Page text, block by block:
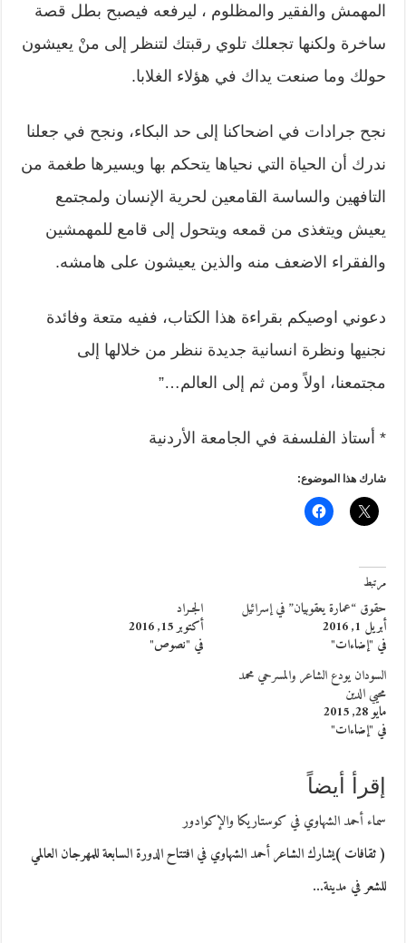
المهمش والفقير والمظلوم ، ليرفعه فيصبح بطل قصة
ساخرة ولكنها تجعلك تلوي رقبتك لتنظر إلى منْ يعيشون
حولك وما صنعت يداك في هؤلاء الغلابا.
نجح جرادات في اضحاكنا إلى حد البكاء، ونجح في جعلنا
ندرك أن الحياة التي نحياها يتحكم بها ويسيرها طغمة من
التافهين والساسة القامعين لحرية الإنسان ولمجتمع
يعيش ويتغذى من قمعه ويتحول إلى قامع للمهمشين
والفقراء الاضعف منه والذين يعيشون على هامشه.
دعوني اوصيكم بقراءة هذا الكتاب، ففيه متعة وفائدة
نجنيها ونظرة انسانية جديدة ننظر من خلالها إلى
مجتمعنا، اولاً ومن ثم إلى العالم…”
* أستاذ الفلسفة في الجامعة الأردنية
شارك هذا الموضوع:
مرتبط
حقوق “عمارة يعقوبيان” في إسرائيل
أبريل 1, 2016
في "إضاءات"
الجـراد
أكتوبر 15, 2016
في "نصوص"
السودان يودع الشاعر والمسرحي محمد
محيي الدين
مايو 28, 2015
في "إضاءات"
إقرأ أيضاً
سماء أحمد الشهاوي في كوستاريكا والإكوادور
( ثقافات )يشارك الشاعر أحمد الشهاوي في افتتاح الدورة السابعة للمهرجان العالمي
للشعر في مدينة…